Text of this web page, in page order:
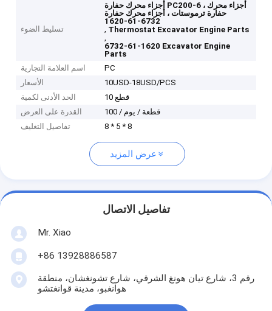
تسليط الضوء
أجزاء محرك حفارة PC200-6 ، أجزاء محرك
حفارة ترموستات ، أجزاء محرك حفارة
6732-61-1620
, Thermostat Excavator Engine Parts
,
6732-61-1620 Excavator Engine
Parts
اسم العلامة التجارية
PC
الأسعار
10USD-18USD/PCS
الحد الأدنى لكمية
10 قطع
القدرة على العرض
100 / قطعة / يوم
تفاصيل التغليف
8 * 5 * 8
عرض المزيد
تفاصيل الاتصال
Mr. Xiao
+86 13928886587
رقم 3، شارع تيان هونغ الشرقي، شارع تشونغشان، منطقة
هوانغبو، مدينة قوانغتشو